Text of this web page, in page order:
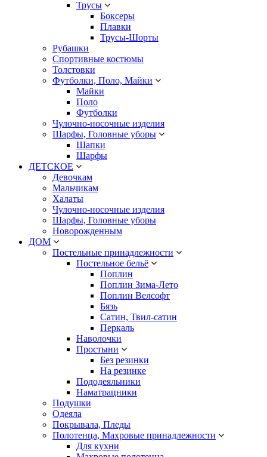
Трусы
Боксеры
Плавки
Трусы-Шорты
Рубашки
Спортивные костюмы
Толстовки
Футболки, Поло, Майки
Майки
Поло
Футболки
Чулочно-носочные изделия
Шарфы, Головные уборы
Шапки
Шарфы
ДЕТСКОЕ
Девочкам
Мальчикам
Халаты
Чулочно-носочные изделия
Шарфы, Головные уборы
Новорожденным
ДОМ
Постельные принадлежности
Постельное бельё
Поплин
Поплин Зима-Лето
Поплин Велсофт
Бязь
Сатин, Твил-сатин
Перкаль
Наволочки
Простыни
Без резинки
На резинке
Пододеяльники
Наматрацники
Подушки
Одеяла
Покрывала, Пледы
Полотенца, Махровые принадлежности
Для кухни